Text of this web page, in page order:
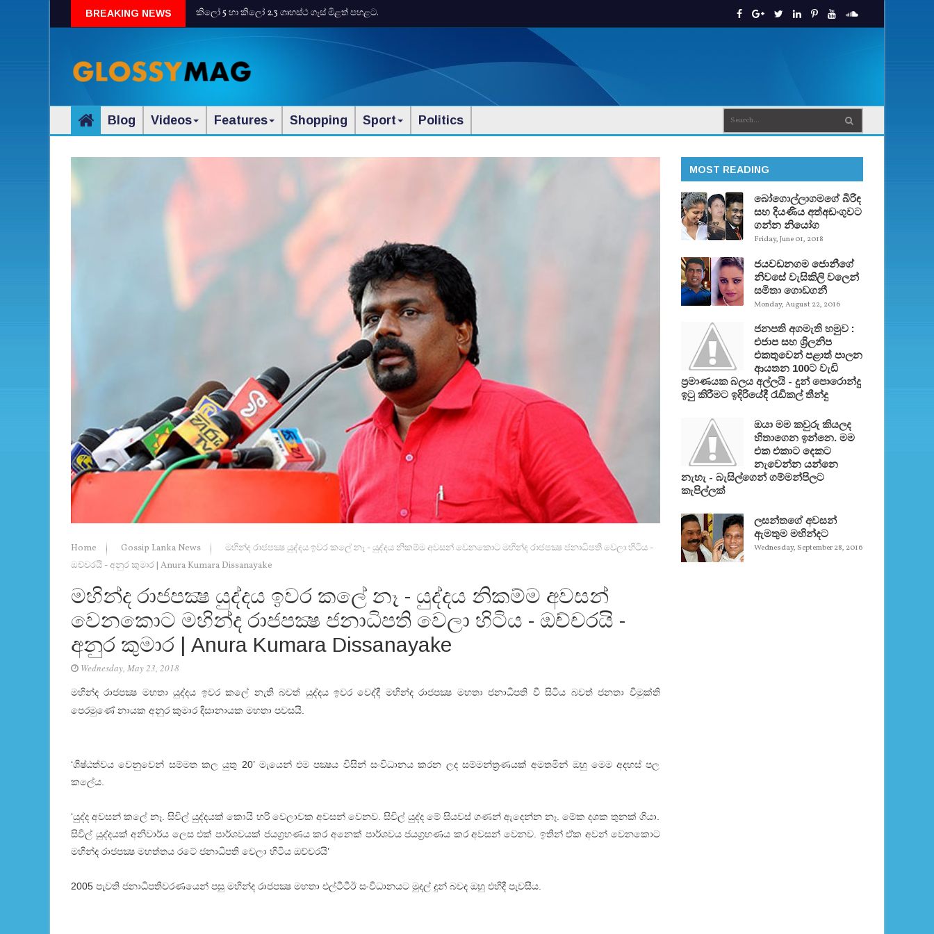
BREAKING NEWS කිලෝ 5 හා කිලෝ 2.3 ගෘහස්ථ ගෑස් මිළත් පහළට.
Blog Videos Features Shopping Sport Politics
Home Gossip Lanka News
මහින්ද රාජපක්‍ෂ යුද්දය ඉවර කලේ නෑ - යුද්දය නිකම්ම අවසන් වෙනකොට මහින්ද රාජපක්‍ෂ ජනාධිපති වෙලා හිටිය -
ඔච්චරයි - අනුර කුමාර | Anura Kumara Dissanayake
මහින්ද රාජපක්‍ෂ යුද්දය ඉවර කලේ නෑ - යුද්දය නිකම්ම අවසන්
වෙනකොට මහින්ද රාජපක්‍ෂ ජනාධිපති වෙලා හිටිය - ඔච්චරයි -
අනුර කුමාර | Anura Kumara Dissanayake
Wednesday, May 23, 2018
මහින්ද රාජපක්‍ෂ මහතා යුද්දය ඉවර කලේ නැති බවත් යුද්දය ඉවර වෙද්දී මහින්ද රාජපක්‍ෂ මහතා ජනාධිපති වී සිටිය බවත් ජනතා විමුක්ති
පෙරමුණේ නායක අනුර කුමාර දිසානායක මහතා පවසයි.
‘ශිෂ්ඨත්වය වෙනුවෙන් සම්මත කල යුතු 20’ මැයෙන් එම පක්‍ෂය විසින් සංවිධානය කරන ලද සම්මන්ත‍්‍රණයක් අමතමින් ඔහු මෙම අදහස් පල
කලේය.
‘යුද්ද අවසන් කලේ නෑ. සිවිල් යුද්දයක් කොයි හරි වෙලාවක අවසන් වෙනව. සිවිල් යුද්ද මේ සියවස් ගණන් ඇදෙන්න නෑ. මේක දශක තුනක් ගියා.
සිවිල් යුද්දයක් අනිවාර්ය ලෙස එක් පාර්ශවයක් ජයග‍්‍රහණය කර අනෙක් පාර්ශවය ජයග‍්‍රහණය කර අවසන් වෙනව. ඉතින් ඒක අවන් වෙනකොට
මහින්ද රාජපක්‍ෂ මහත්තය රටේ ජනාධිපති වෙලා හිටිය ඔච්චරයි’
2005 පැවති ජනාධිපතිවරණයෙන් පසු මහින්ද රාජපක්‍ෂ මහතා එල්ටීටීඊ සංවිධානයට මුදල් දුන් බවද ඔහු එහිදී පැවසීය.
MOST READING
බෝගොල්ලාගමගේ බිරිඳ
සහ දියණිය අත්අඩංගුවට
ගන්න නියෝග
Friday, June 01, 2018
ජයවඩනගම ජොනීගේ
නිවසේ වැසිකිලි වලෙන්
සමිතා ගොඩගනී
Monday, August 22, 2016
ජනපති අගමැති හමුව :
එජාප සහ ශ්‍රිලනිප
එකතුවෙන් පළාත් පාලන
ආයතන 100ට වැඩි
ප්‍රමාණයක බලය අල්ලයි - දුන් පොරොන්දු
ඉටු කිරීමට ඉදිරියේදී රැඩිකල් තීන්දු
ඔයා මම කවුරු කියලද
හිතාගෙන ඉන්නෙ. මම
එක එකාට දෙකට
නැවෙන්න යන්නෙ
නැහැ - බැසිල්ගෙන් ගම්මන්පිලට
කැපිල්ලක්
ලසන්තගේ අවසන්
ඇමතුම මහින්දට
Wednesday, September 28, 2016